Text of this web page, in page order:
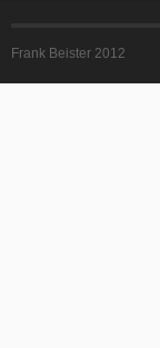
Frank Beister 2012